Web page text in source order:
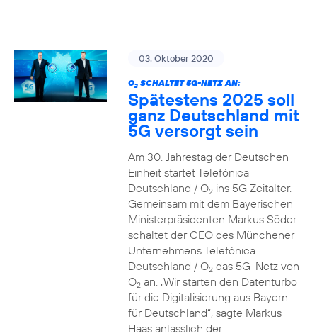
03. Oktober 2020
O2SCHALTET 5G-NETZ AN:
Spätestens 2025 soll
ganz Deutschland mit
5G versorgt sein
Am 30. Jahrestag der Deutschen
Einheit startet Telefónica
Deutschland / O2ins 5G Zeitalter.
Gemeinsam mit dem Bayerischen
Ministerpräsidenten Markus Söder
schaltet der CEO des Münchener
Unternehmens Telefónica
Deutschland / O2das 5G-Netz von
O2an. „Wir starten den Datenturbo
für die Digitalisierung aus Bayern
für Deutschland“, sagte Markus
Haas anlässlich der